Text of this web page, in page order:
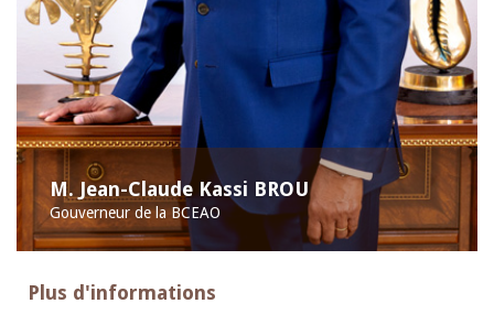
M. Jean-Claude Kassi BROU
Gouverneur de la BCEAO
Plus d'informations